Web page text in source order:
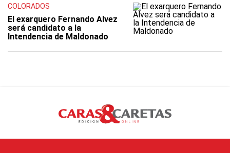
COLORADOS
El exarquero Fernando Alvez
será candidato a la
Intendencia de Maldonado